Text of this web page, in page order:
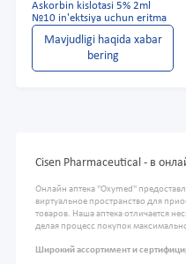
Askorbin kislotasi 5% 2ml
№10 in'ektsiya uchun eritma
Mavjudligi haqida xabar
bering
Cisen Pharmaceutical - в
Онлайн аптека "Oxymed"
виртуальное пространство для
товаров. Наша аптека отличается
делая процесс покупок
Широкий ассортимент и